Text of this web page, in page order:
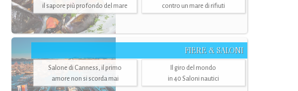
il sapore più profondo del mare
contro un mare di rifiuti
FIERE & SALONI
Salone di Canness, il primo
amore non si scorda mai
Il giro del mondo
in 40 Saloni nautici